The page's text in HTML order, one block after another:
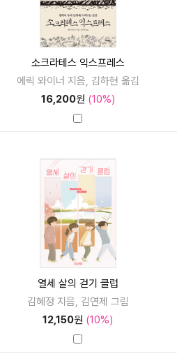
소크라테스 익스프레스
에릭 와이너 지음, 김하현 옮김
16,200원 (10%)
열세 살의 걷기 클럽
김혜정 지음, 김연제 그림
12,150원 (10%)